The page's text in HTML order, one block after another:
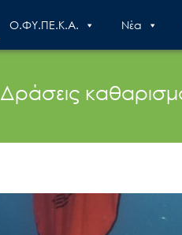
Ο.ΦΥ.ΠΕ.Κ.Α. Nέα
Δράσεις